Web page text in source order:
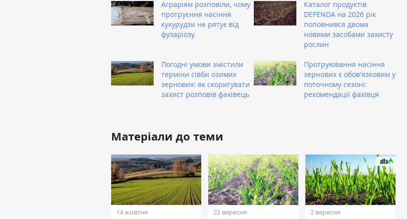
Аграріям розповіли, чому
протруєння насіння
кукурудзи не рятує від
фузаріозу
Каталог продуктів
DEFENDA на 2026 рік
поповнився двома
новими засобами захисту
рослин
Погодні умови змістили
терміни сівби озимих
зернових: як скоригувати
захист розповів фахівець
Протруювання насіння
зернових є обов'язковим у
поточному сезоні:
рекомендації фахівця
Матеріали до теми
14 жовтня 22 вересня 2 вересня